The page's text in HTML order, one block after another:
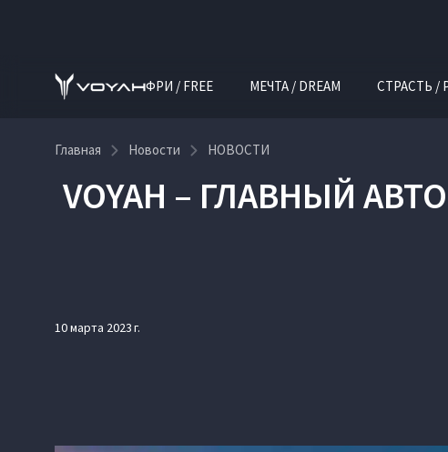
ФРИ / FREE МЕЧТА / DREAM СТРАСТЬ /
Главная Новости НОВОСТИ
VOYAH – ГЛАВНЫЙ
10 марта 2023 г.